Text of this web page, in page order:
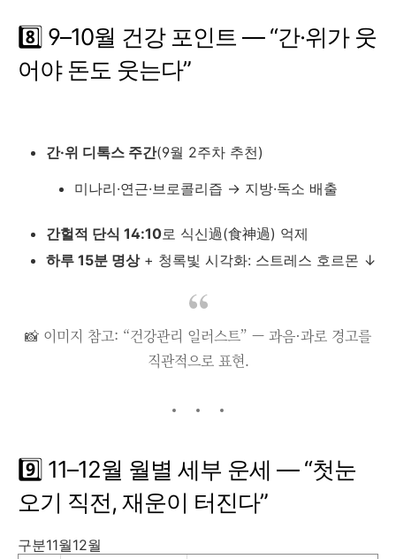
8️⃣ 9–10월 건강 포인트 ― “간·위가 웃
어야 돈도 웃는다”
간·위 디톡스 주간(9월 2주차 추천)
미나리·연근·브로콜리즙 → 지방·독소 배출
간헐적 단식 14:10로 식신過(食神過) 억제
하루 15분 명상+ 청록빛 시각화: 스트레스 호르몬 ↓
📸 이미지 참고: “건강관리 일러스트” — 과음·과로 경고를
직관적으로 표현.
9️⃣ 11–12월 월별 세부 운세 ― “첫눈
오기 직전, 재운이 터진다”
구분11월12월